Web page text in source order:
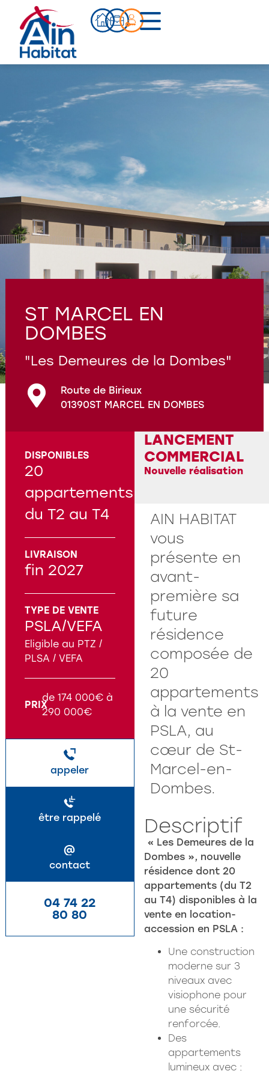
Bien acheter
Notre accompagnement
Notre équipe
Nos références
Qui sommes-nous ?
Programmes en cours
Questions fréquentes
ST MARCEL EN
DOMBES
"Les Demeures de la Dombes"
Route de Birieux
01390ST MARCEL EN DOMBES
DISPONIBLES
20
appartements
du T2 au T4
LIVRAISON
fin 2027
TYPE DE VENTE
PSLA/VEFA
Eligible au PTZ /
PLSA / VEFA
PRIX
de 174 000€ à
290 000€
appeler
être rappelé
@
contact
04 74 22
80 80
LANCEMENT
COMMERCIAL
Nouvelle réalisation
AIN HABITAT
vous
présente en
avant-
première sa
future
résidence
composée de
20
appartements
à la vente en
PSLA, au
cœur de St-
Marcel-en-
Dombes.
Descriptif
« Les Demeures de la
Dombes », nouvelle
résidence dont 20
appartements (du T2
au T4) disponibles à la
vente en location-
accession en PSLA :
Une construction
moderne sur 3
niveaux avec
visiophone pour
une sécurité
renforcée.
Des
appartements
lumineux avec :